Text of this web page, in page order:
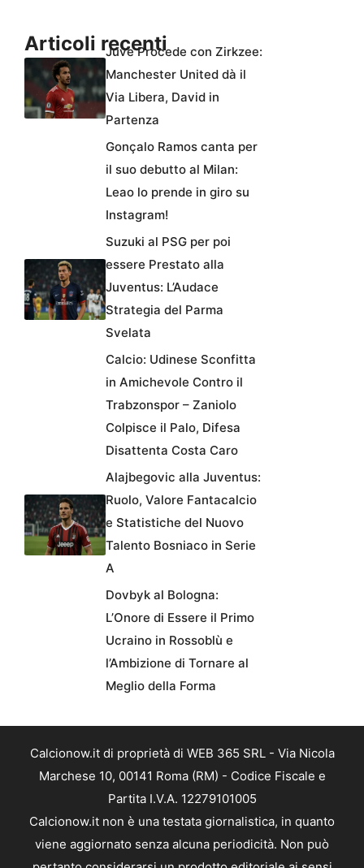
Articoli recentiJuve Procede con Zirkzee:
Manchester United dà il
Via Libera, David in
Partenza
Gonçalo Ramos canta per
il suo debutto al Milan:
Leao lo prende in giro su
Instagram!
Suzuki al PSG per poi
essere Prestato alla
Juventus: L’Audace
Strategia del Parma
Svelata
Calcio: Udinese Sconfitta
in Amichevole Contro il
Trabzonspor – Zaniolo
Colpisce il Palo, Difesa
Disattenta Costa Caro
Alajbegovic alla Juventus:
Ruolo, Valore Fantacalcio
e Statistiche del Nuovo
Talento Bosniaco in Serie
A
Dovbyk al Bologna:
L’Onore di Essere il Primo
Ucraino in Rossoblù e
l’Ambizione di Tornare al
Meglio della Forma
Calcionow.it di proprietà di WEB 365 SRL - Via Nicola
Marchese 10, 00141 Roma (RM) - Codice Fiscale e
Partita I.V.A. 12279101005
Calcionow.it non è una testata giornalistica, in quanto
viene aggiornato senza alcuna periodicità. Non può